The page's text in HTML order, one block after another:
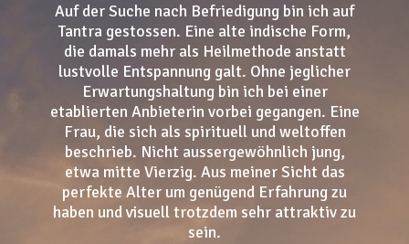
Auf der Suche nach Befriedigung bin ich auf
Tantra gestossen. Eine alte indische Form,
die damals mehr als Heilmethode anstatt
lustvolle Entspannung galt. Ohne jeglicher
Erwartungshaltung bin ich bei einer
etablierten Anbieterin vorbei gegangen. Eine
Frau, die sich als spirituell und weltoffen
beschrieb. Nicht aussergewöhnlich jung,
etwa mitte Vierzig. Aus meiner Sicht das
perfekte Alter um genügend Erfahrung zu
haben und visuell trotzdem sehr attraktiv zu
sein.